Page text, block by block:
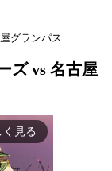
グランパス
ズ vs 名古屋
く見る